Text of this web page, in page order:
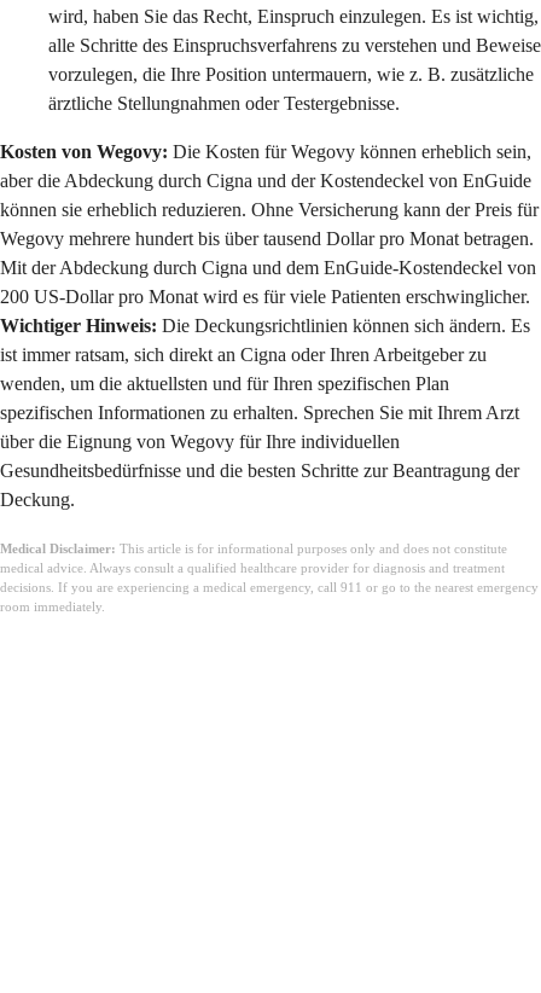
wird, haben Sie das Recht, Einspruch einzulegen. Es ist wichtig,
alle Schritte des Einspruchsverfahrens zu verstehen und Beweise
vorzulegen, die Ihre Position untermauern, wie z. B. zusätzliche
ärztliche Stellungnahmen oder Testergebnisse.
Kosten von Wegovy: Die Kosten für Wegovy können erheblich sein,
aber die Abdeckung durch Cigna und der Kostendeckel von EnGuide
können sie erheblich reduzieren. Ohne Versicherung kann der Preis für
Wegovy mehrere hundert bis über tausend Dollar pro Monat betragen.
Mit der Abdeckung durch Cigna und dem EnGuide-Kostendeckel von
200 US-Dollar pro Monat wird es für viele Patienten erschwinglicher.
Wichtiger Hinweis: Die Deckungsrichtlinien können sich ändern. Es
ist immer ratsam, sich direkt an Cigna oder Ihren Arbeitgeber zu
wenden, um die aktuellsten und für Ihren spezifischen Plan
spezifischen Informationen zu erhalten. Sprechen Sie mit Ihrem Arzt
über die Eignung von Wegovy für Ihre individuellen
Gesundheitsbedürfnisse und die besten Schritte zur Beantragung der
Deckung.
Medical Disclaimer: This article is for informational purposes only and does not constitute
medical advice. Always consult a qualified healthcare provider for diagnosis and treatment
decisions. If you are experiencing a medical emergency, call 911 or go to the nearest emergency
room immediately.